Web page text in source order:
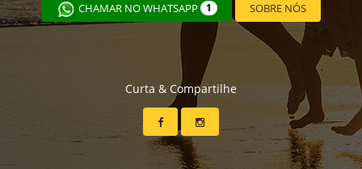
CHAMAR NO WHATSAPP 1 SOBRE NÓS
Curta & Compartilhe